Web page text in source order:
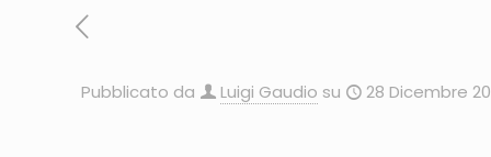
Pubblicato da Luigi Gaudio su 28 Dicembre